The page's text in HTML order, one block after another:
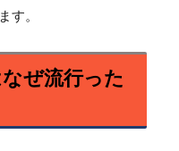
す。
ぜ流行った